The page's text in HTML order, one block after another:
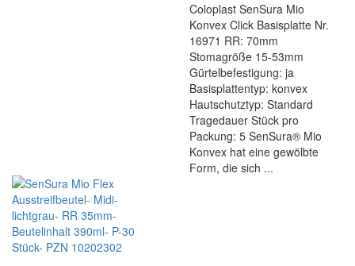
Coloplast SenSura Mio
Konvex Click Basisplatte Nr.
16971 RR: 70mm
Stomagröße 15-53mm
Gürtelbefestigung: ja
Basisplattentyp: konvex
Hautschutztyp: Standard
Tragedauer Stück pro
Packung: 5 SenSura® Mio
Konvex hat eine gewölbte
Form, die sich ...